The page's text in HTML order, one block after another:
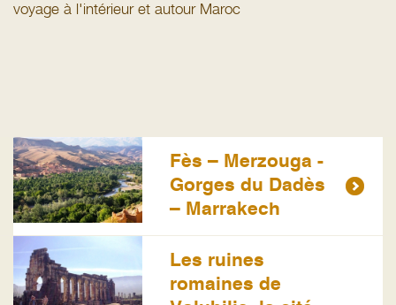
voyage à l'intérieur et autour Maroc
Fès – Merzouga -
Gorges du Dadès
– Marrakech
Les ruines
romaines de